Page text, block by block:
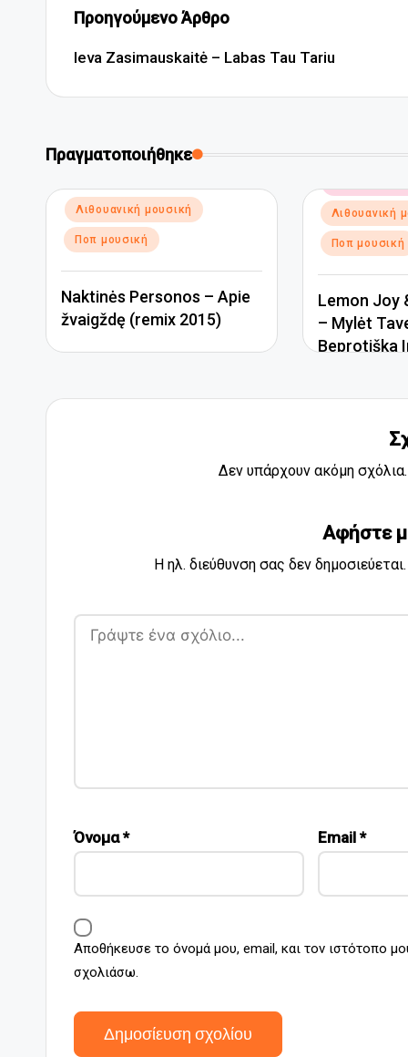
Πλοήγηση
δημοσιεύσεων
Προηγούμενο Άρθρο
Ieva Zasimauskaitė – Labas Tau Tariu
Πραγματοποιήθηκε
Αναρτήθηκε
σε
Λιθουανική μουσική
Ποπ μουσική
Naktinės Personos – Apie
žvaigždę (remix 2015)
σε
Λιθουανική
Ποπ μουσική
Lemon Joy
– Mylėt
Beprotiška
Δεν υπάρχουν ακόμη σχόλια.
Αφήστε
Η ηλ. διεύθυνση σας δεν δημοσιεύεται.
Όνομα* Email *
Αποθήκευσε το όνομά μου, email, και τον ιστότοπο
σχολιάσω.